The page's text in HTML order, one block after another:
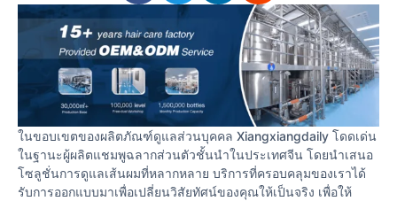
ในขอบเขตของผลิตภัณฑ์ดูแลส่วนบุคคล Xiangxiangdaily โดดเด่น
ในฐานะผู้ผลิตแชมพูฉลากส่วนตัวชั้นนําในประเทศจีน โดยนําเสนอ
โซลูชั่นการดูแลเส้นผมที่หลากหลาย บริการที่ครอบคลุมของเราได้
รับการออกแบบมาเพื่อเปลี่ยนวิสัยทัศน์ของคุณให้เป็นจริง เพื่อให้